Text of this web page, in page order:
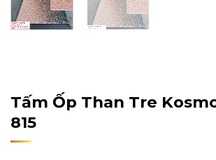
Tấm Ốp Than Tre
815